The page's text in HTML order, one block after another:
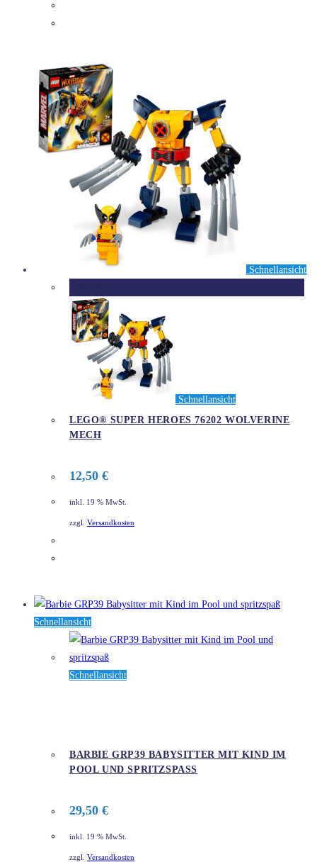
Schnellansicht
Schnellansicht
LEGO® SUPER HEROES 76202 WOLVERINE
MECH
12,50 €
inkl. 19 % MwSt.
zzgl. Versandkosten
Schnellansicht
Schnellansicht
BARBIE GRP39 BABYSITTER MIT KIND IM
POOL UND SPRITZSPASS
29,50 €
inkl. 19 % MwSt.
zzgl. Versandkosten